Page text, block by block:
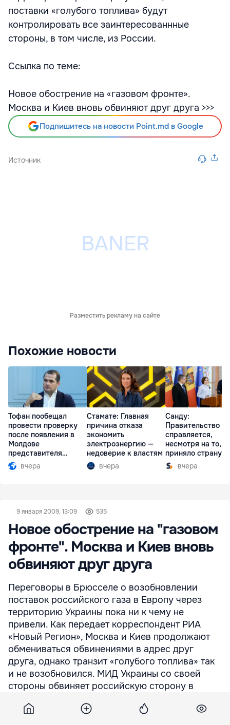
поставки «голубого топлива» будут
контролировать все заинтересованнные
стороны, в том числе, из России.
Ссылка по теме:
Новое обострение на «газовом фронте».
Москва и Киев вновь обвиняют друг друга >>>
Подпишитесь на новости Point.md в Google
Источник
Разместить рекламу на сайте
Похожие новости
Тофан пообещал
провести проверку
после появления в
Молдове
представителя
Южной Осетии
вчера
Стамате: Главная
причина отказа
экономить
электроэнергию —
недоверие к властям
вчера
Санду:
Правительство
справляется,
несмотря на то,
приняло страну в
разгар кризиса
вчера
9 января 2009, 13:09 535
Новое обострение на "газовом
фронте". Москва и Киев вновь
обвиняют друг друга
Переговоры в Брюсселе о возобновлении
поставок российского газа в Европу через
территорию Украины пока ни к чему не
привели. Как передает корреспондент РИА
«Новый Регион», Москва и Киев продолжают
обмениваться обвинениями в адрес друг
друга, однако транзит «голубого топлива» так
и не возобновился. МИД Украины со своей
стороны обвиняет российскую сторону в
подорвать репутацию Украины. В свою